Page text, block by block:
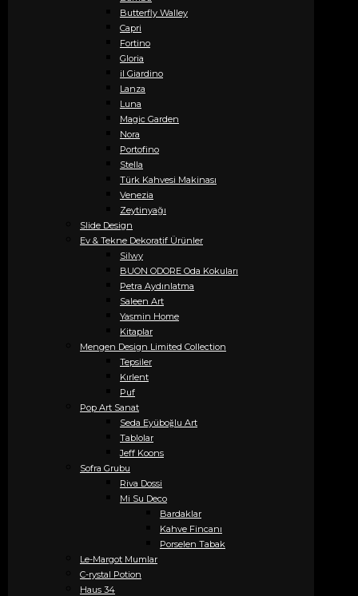
Butterfly Walley
Capri
Fortino
Gloria
il Giardino
Lanza
Luna
Magic Garden
Nora
Portofino
Stella
Türk Kahvesi Makinası
Venezia
Zeytinyağı
Slide Design
Ev & Tekne Dekoratif Ürünler
Silwy
BUON ODORE Oda Kokuları
Petra Aydınlatma
Saleen Art
Yasmin Home
Kitaplar
Mengen Design Limited Collection
Tepsiler
Kırlent
Puf
Pop Art Sanat
Seda Eyüboğlu Art
Tablolar
Jeff Koons
Sofra Grubu
Riva Dossi
Mi Su Deco
Bardaklar
Kahve Fincanı
Porselen Tabak
Le-Margot Mumlar
C-rystal Potion
Haus 34